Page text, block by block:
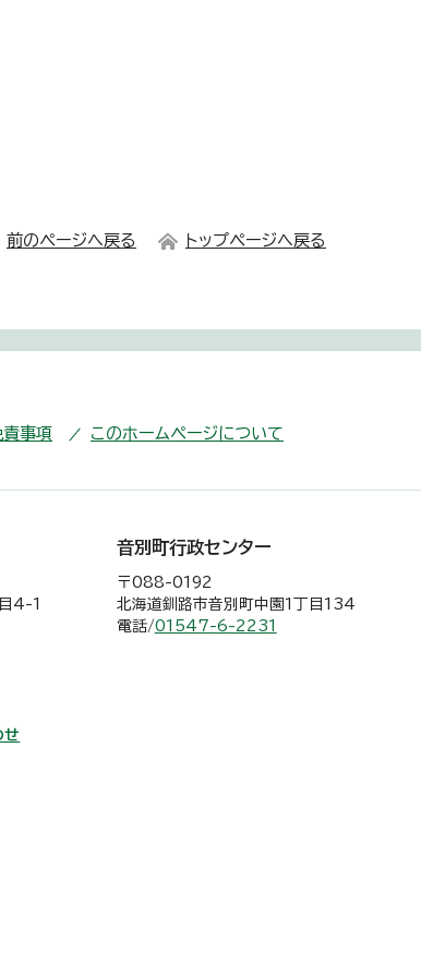
前のページへ戻る トップページへ戻る
責事項 このホームページについて
4-1
音別町行政センター
〒088-0192
北海道釧路市音別町中園1丁目134
電話/01547-6-2231
せ